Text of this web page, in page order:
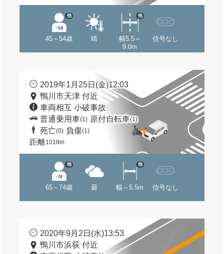
45～54歳
他
晴
幅5.5～
9.0m
他
信号なし
2019年1月25日(金)12:03
鴨川市天津 付近
車両相互 小破事故
普通乗用車(1) 原付自転車(1)
死亡(0) 負傷(1)
距離1018m
65～74歳
他
曇 幅～5.5m
他
信号なし
2020年9月2日(水)13:53
鴨川市浜荻 付近